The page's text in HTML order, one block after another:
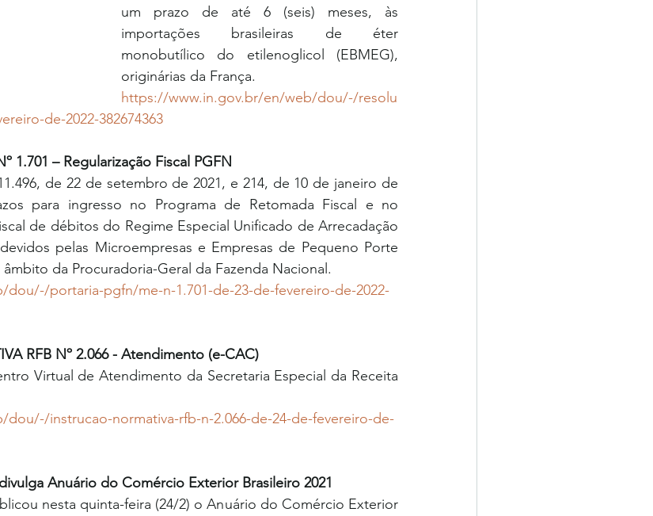
um prazo de até 6 (seis) meses, às
importações brasileiras de éter
monobutílico do etilenoglicol (EBMEG),
originárias da França.
https://www.in.gov.br/en/web/dou/-/resolu
de-2022-382674363
1.701 – Regularização Fiscal PGFN
de 22 de setembro de 2021, e 214, de 10 de janeiro de
para ingresso no Programa de Retomada Fiscal e no
de débitos do Regime Especial Unificado de Arrecadação
pelas Microempresas e Empresas de Pequeno Porte
da Procuradoria-Geral da Fazenda Nacional.
portaria-pgfn/me-n-1.701-de-23-de-fevereiro-de-2022-
RFB Nº 2.066 - Atendimento (e-CAC)
Virtual de Atendimento da Secretaria Especial da Receita
instrucao-normativa-rfb-n-2.066-de-24-de-fevereiro-de-
Anuário do Comércio Exterior Brasileiro 2021
nesta quinta-feira (24/2) o Anuário do Comércio Exterior